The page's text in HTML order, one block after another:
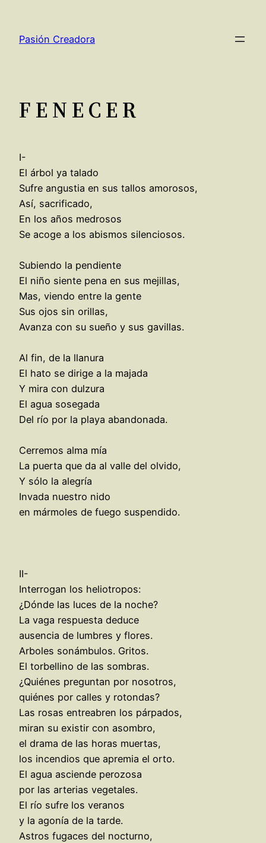
contenido
Pasión Creadora
F E N E C E R
I-
El árbol ya talado
Sufre angustia en sus tallos amorosos,
Así, sacrificado,
En los años medrosos
Se acoge a los abismos silenciosos.
Subiendo la pendiente
El niño siente pena en sus mejillas,
Mas, viendo entre la gente
Sus ojos sin orillas,
Avanza con su sueño y sus gavillas.
Al fin, de la llanura
El hato se dirige a la majada
Y mira con dulzura
El agua sosegada
Del río por la playa abandonada.
Cerremos alma mía
La puerta que da al valle del olvido,
Y sólo la alegría
Invada nuestro nido
en mármoles de fuego suspendido.
II-
Interrogan los heliotropos:
¿Dónde las luces de la noche?
La vaga respuesta deduce
ausencia de lumbres y flores.
Arboles sonámbulos. Gritos.
El torbellino de las sombras.
¿Quiénes preguntan por nosotros,
quiénes por calles y rotondas?
Las rosas entreabren los párpados,
miran su existir con asombro,
el drama de las horas muertas,
los incendios que apremia el orto.
El agua asciende perozosa
por las arterias vegetales.
El río sufre los veranos
y la agonía de la tarde.
Astros fugaces del nocturno,